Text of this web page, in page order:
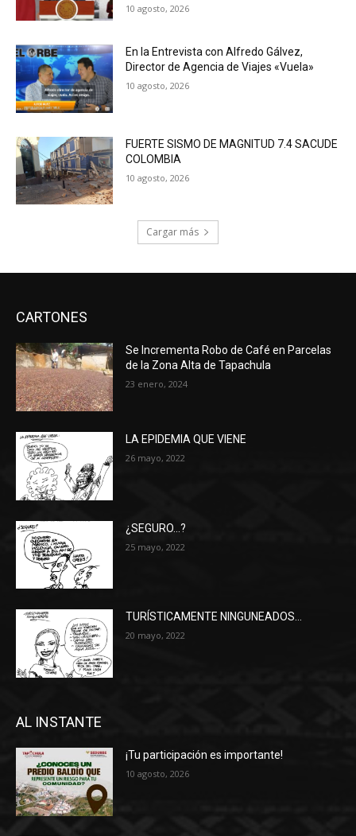
10 agosto, 2026
En la Entrevista con Alfredo Gálvez,
Director de Agencia de Viajes «Vuela»
10 agosto, 2026
FUERTE SISMO DE MAGNITUD 7.4 SACUDE
COLOMBIA
10 agosto, 2026
Cargar más
CARTONES
Se Incrementa Robo de Café en Parcelas
de la Zona Alta de Tapachula
23 enero, 2024
LA EPIDEMIA QUE VIENE
26 mayo, 2022
¿SEGURO…?
25 mayo, 2022
TURÍSTICAMENTE NINGUNEADOS…
20 mayo, 2022
AL INSTANTE
¡Tu participación es importante!
10 agosto, 2026